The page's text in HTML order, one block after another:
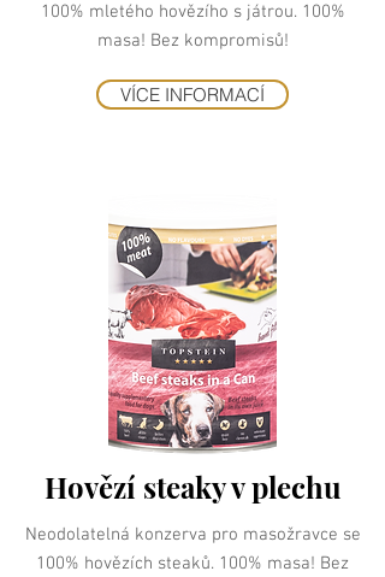
100% mletého hovězího s játrou. 100%
masa! Bez kompromisů!
VÍCE INFORMACÍ
Hovězí steaky v plechu
Neodolatelná konzerva pro masožravce se
100% hovězích steaků. 100% masa! Bez